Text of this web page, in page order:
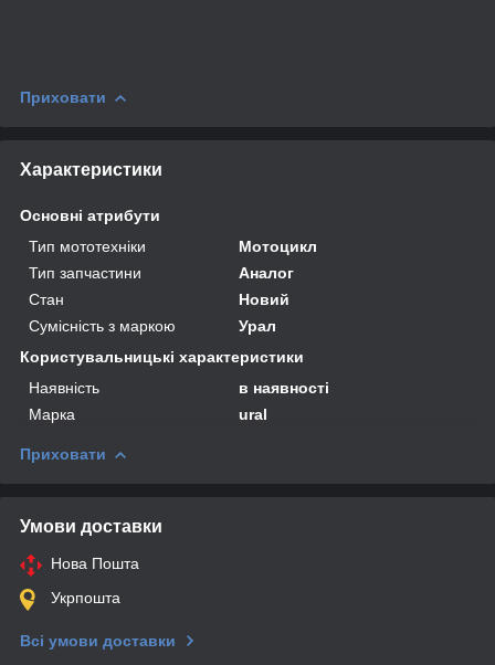
Приховати
Характеристики
Основні атрибути
Тип мототехніки
Мотоцикл
Тип запчастини
Аналог
Стан
Новий
Сумісність з маркою
Урал
Користувальницькі характеристики
Наявність
в наявності
Марка
ural
Приховати
Умови доставки
Нова Пошта
Укрпошта
Всі умови доставки